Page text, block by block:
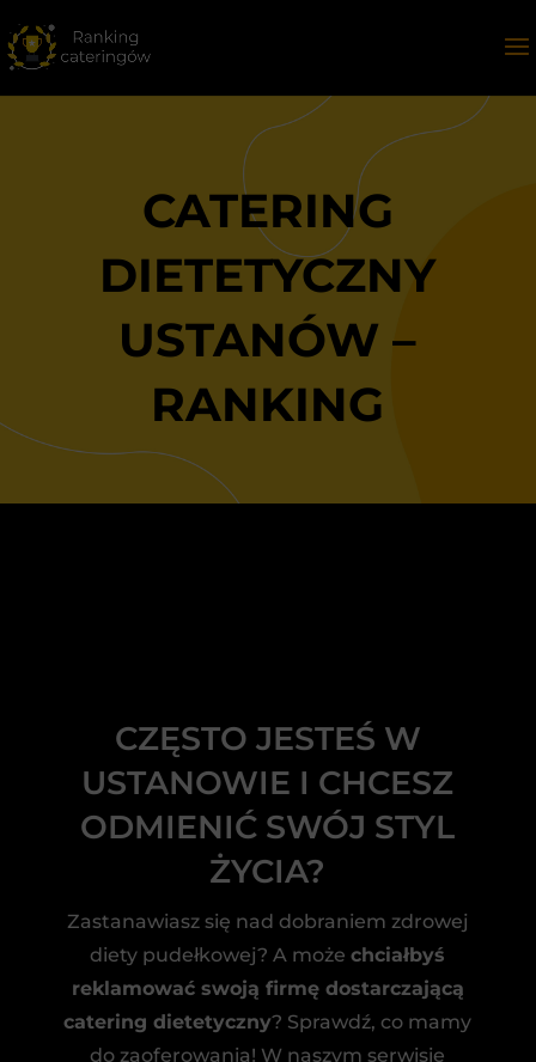
CATERING
DIETETYCZNY
USTANÓW –
RANKING
CZĘSTO JESTEŚ W
USTANOWIE I CHCESZ
ODMIENIĆ SWÓJ STYL
ŻYCIA?
Zastanawiasz się nad dobraniem zdrowej
diety pudełkowej? A możechciałbyś
reklamować swoją firmę dostarczającą
catering dietetyczny? Sprawdź, co mamy
do zaoferowania! W naszym serwisie